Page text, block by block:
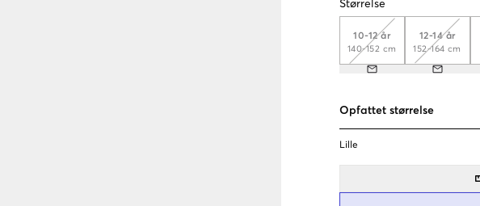
Størrelse
10-12 år
140-152 cm
12-14 år
152-164 cm
Opfattet størrelse
Lille